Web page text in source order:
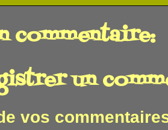
commentaire:
un
vos